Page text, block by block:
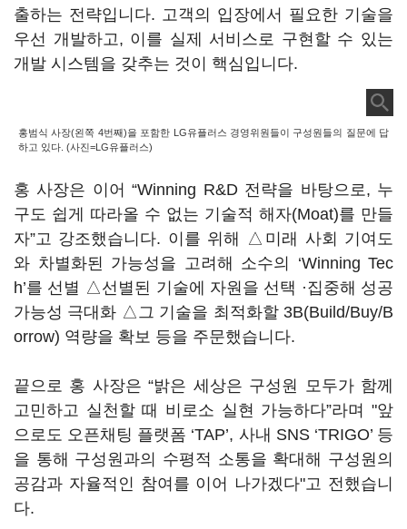
출하는 전략입니다. 고객의 입장에서 필요한 기술을
우선 개발하고, 이를 실제 서비스로 구현할 수 있는
개발 시스템을 갖추는 것이 핵심입니다.
홍범식 사장(왼쪽 4번째)을 포함한 LG유플러스 경영위원들이 구성원들의 질문에 답
하고 있다. (사진=LG유플러스)
홍 사장은 이어 “Winning R&D 전략을 바탕으로, 누
구도 쉽게 따라올 수 없는 기술적 해자(Moat)를 만들
자”고 강조했습니다. 이를 위해 △미래 사회 기여도
와 차별화된 가능성을 고려해 소수의 ‘Winning Tec
h’를 선별 △선별된 기술에 자원을 선택 ·집중해 성공
가능성 극대화 △그 기술을 최적화할 3B(Build/Buy/B
orrow) 역량을 확보 등을 주문했습니다.
끝으로 홍 사장은 “밝은 세상은 구성원 모두가 함께
고민하고 실천할 때 비로소 실현 가능하다”라며 "앞
으로도 오픈채팅 플랫폼 ‘TAP’, 사내 SNS ‘TRIGO’ 등
을 통해 구성원과의 수평적 소통을 확대해 구성원의
공감과 자율적인 참여를 이어 나가겠다"고 전했습니
다.